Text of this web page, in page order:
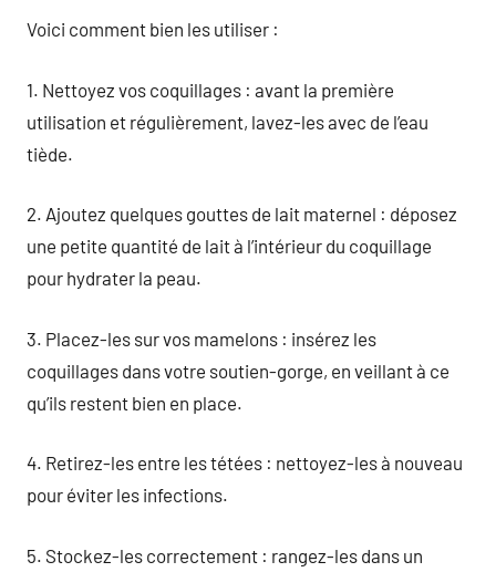
Voici comment bien les utiliser :
1. Nettoyez vos coquillages : avant la première
utilisation et régulièrement, lavez-les avec de l’eau
tiède.
2. Ajoutez quelques gouttes de lait maternel : déposez
une petite quantité de lait à l’intérieur du coquillage
pour hydrater la peau.
3. Placez-les sur vos mamelons : insérez les
coquillages dans votre soutien-gorge, en veillant à ce
qu’ils restent bien en place.
4. Retirez-les entre les tétées : nettoyez-les à nouveau
pour éviter les infections.
5. Stockez-les correctement : rangez-les dans un